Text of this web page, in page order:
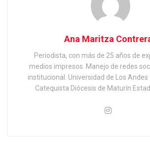
Ana Maritza
Periodista, con más de 25 años de
medios impresos. Manejo de redes
institucional. Universidad de Los Andes
Catequista Diócesis de Maturín